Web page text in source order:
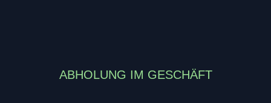
ABHOLUNG IM GESCHÄFT